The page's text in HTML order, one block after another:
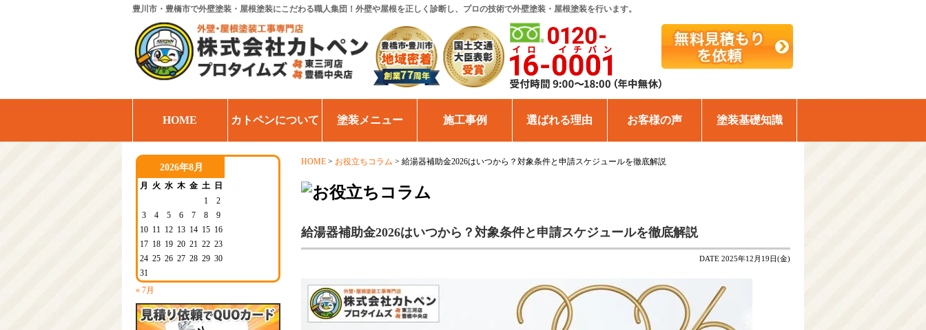
豊川市・豊橋市で外壁塗装・屋根塗装にこだわる職人集団！外壁や屋根を正しく診断し、プロの技術で外壁塗装・屋根塗装を行います。
HOME カトペンについて 塗装メニュー 施工事例 選ばれる理由 お客様の声 塗装基礎知識
HOME > お役立ちコラム > 給湯器補助金2026はいつから？対象条件と申請スケジュールを徹底解説
給湯器補助金2026はいつから？対象条件と申請スケジュールを徹底解説
DATE 2025年12月19日(金)
2026年8月
月 火 水 木 金 土
日
1
2
3
4 5 6 7 8
9
10 11 12 13 14 15 16
17 18 19 20 21 22 23
24 25 26 27 28 29 30
31
« 7月